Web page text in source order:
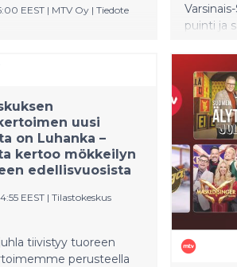
EEST | MTV Oy | Tiedote
tähtiloistoa
äärelle
ja Rakkaat
parissa. Uusi
trilleri
saa ensi-iltansa.
saapuvat myös
Escort
Heinä–elokuun
kääntyvät Keski-
puinti ja
kausi,
tuntia
ja
uusi
on Luhanka –
kertoo mökkeilyn
edellisvuosista
EEST | Tilastokeskus
tiivistyy tuoreen
perusteella